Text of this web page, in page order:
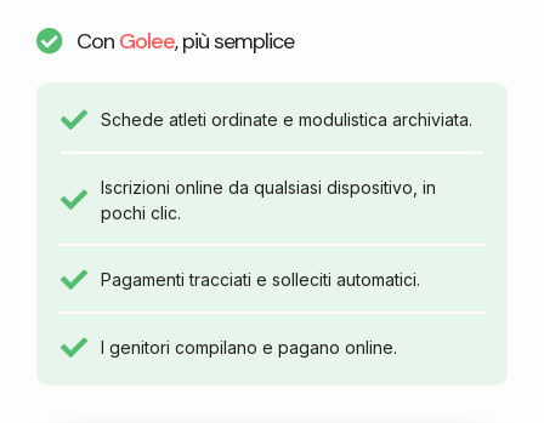
Con Golee, più semplice
Schede atleti ordinate e modulistica archiviata.
Iscrizioni online da qualsiasi dispositivo, in
pochi clic.
Pagamenti tracciati e solleciti automatici.
I genitori compilano e pagano online.